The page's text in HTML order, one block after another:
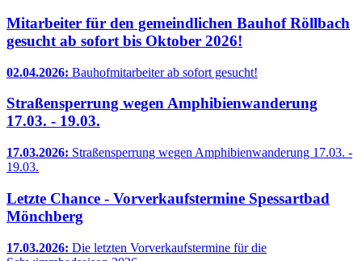
Mitarbeiter für den gemeindlichen Bauhof Röllbach
gesucht ab sofort bis Oktober 2026!
02.04.2026: Bauhofmitarbeiter ab sofort gesucht!
Straßensperrung wegen Amphibienwanderung
17.03. - 19.03.
17.03.2026: Straßensperrung wegen Amphibienwanderung 17.03. -
19.03.
Letzte Chance - Vorverkaufstermine Spessartbad
Mönchberg
17.03.2026: Die letzten Vorverkaufstermine für die